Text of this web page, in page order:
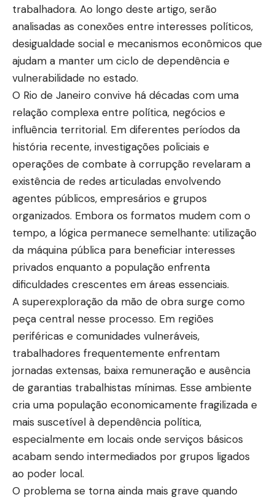
trabalhadora. Ao longo deste artigo, serão
analisadas as conexões entre interesses políticos,
desigualdade social e mecanismos econômicos que
ajudam a manter um ciclo de dependência e
vulnerabilidade no estado.
O Rio de Janeiro convive há décadas com uma
relação complexa entre política, negócios e
influência territorial. Em diferentes períodos da
história recente, investigações policiais e
operações de combate à corrupção revelaram a
existência de redes articuladas envolvendo
agentes públicos, empresários e grupos
organizados. Embora os formatos mudem com o
tempo, a lógica permanece semelhante: utilização
da máquina pública para beneficiar interesses
privados enquanto a população enfrenta
dificuldades crescentes em áreas essenciais.
A superexploração da mão de obra surge como
peça central nesse processo. Em regiões
periféricas e comunidades vulneráveis,
trabalhadores frequentemente enfrentam
jornadas extensas, baixa remuneração e ausência
de garantias trabalhistas mínimas. Esse ambiente
cria uma população economicamente fragilizada e
mais suscetível à dependência política,
especialmente em locais onde serviços básicos
acabam sendo intermediados por grupos ligados
ao poder local.
O problema se torna ainda mais grave quando